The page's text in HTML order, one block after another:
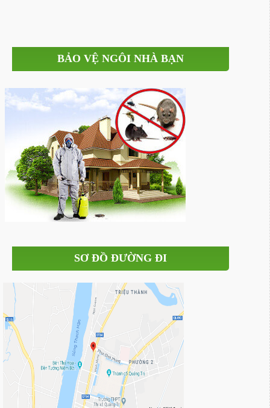
BẢO VỆ NGÔI NHÀ BẠN
SƠ ĐỒ ĐƯỜNG ĐI